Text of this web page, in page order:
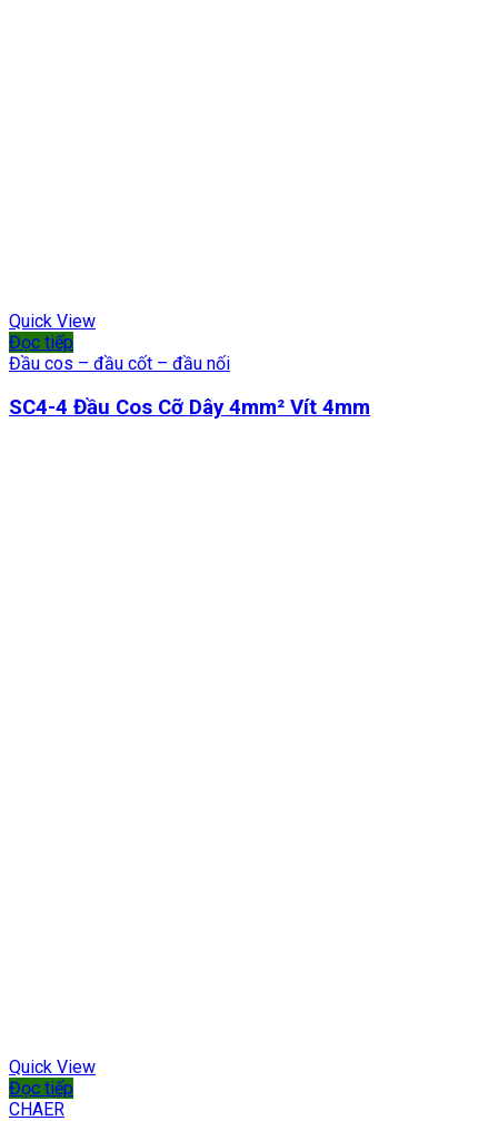
Quick View
Đọc tiếp
Đầu cos – đầu cốt – đầu nối
SC4-4 Đầu Cos Cỡ Dây 4mm² Vít 4mm
Quick View
Đọc tiếp
CHAER